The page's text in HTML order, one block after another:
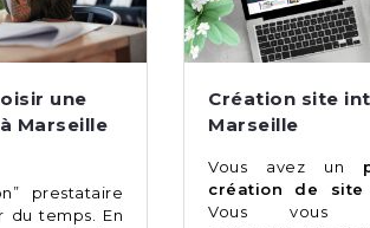
une
Marseille
prestataire
du temps. En
Création site
Marseille
Vous avez un
création de site
Vous vous